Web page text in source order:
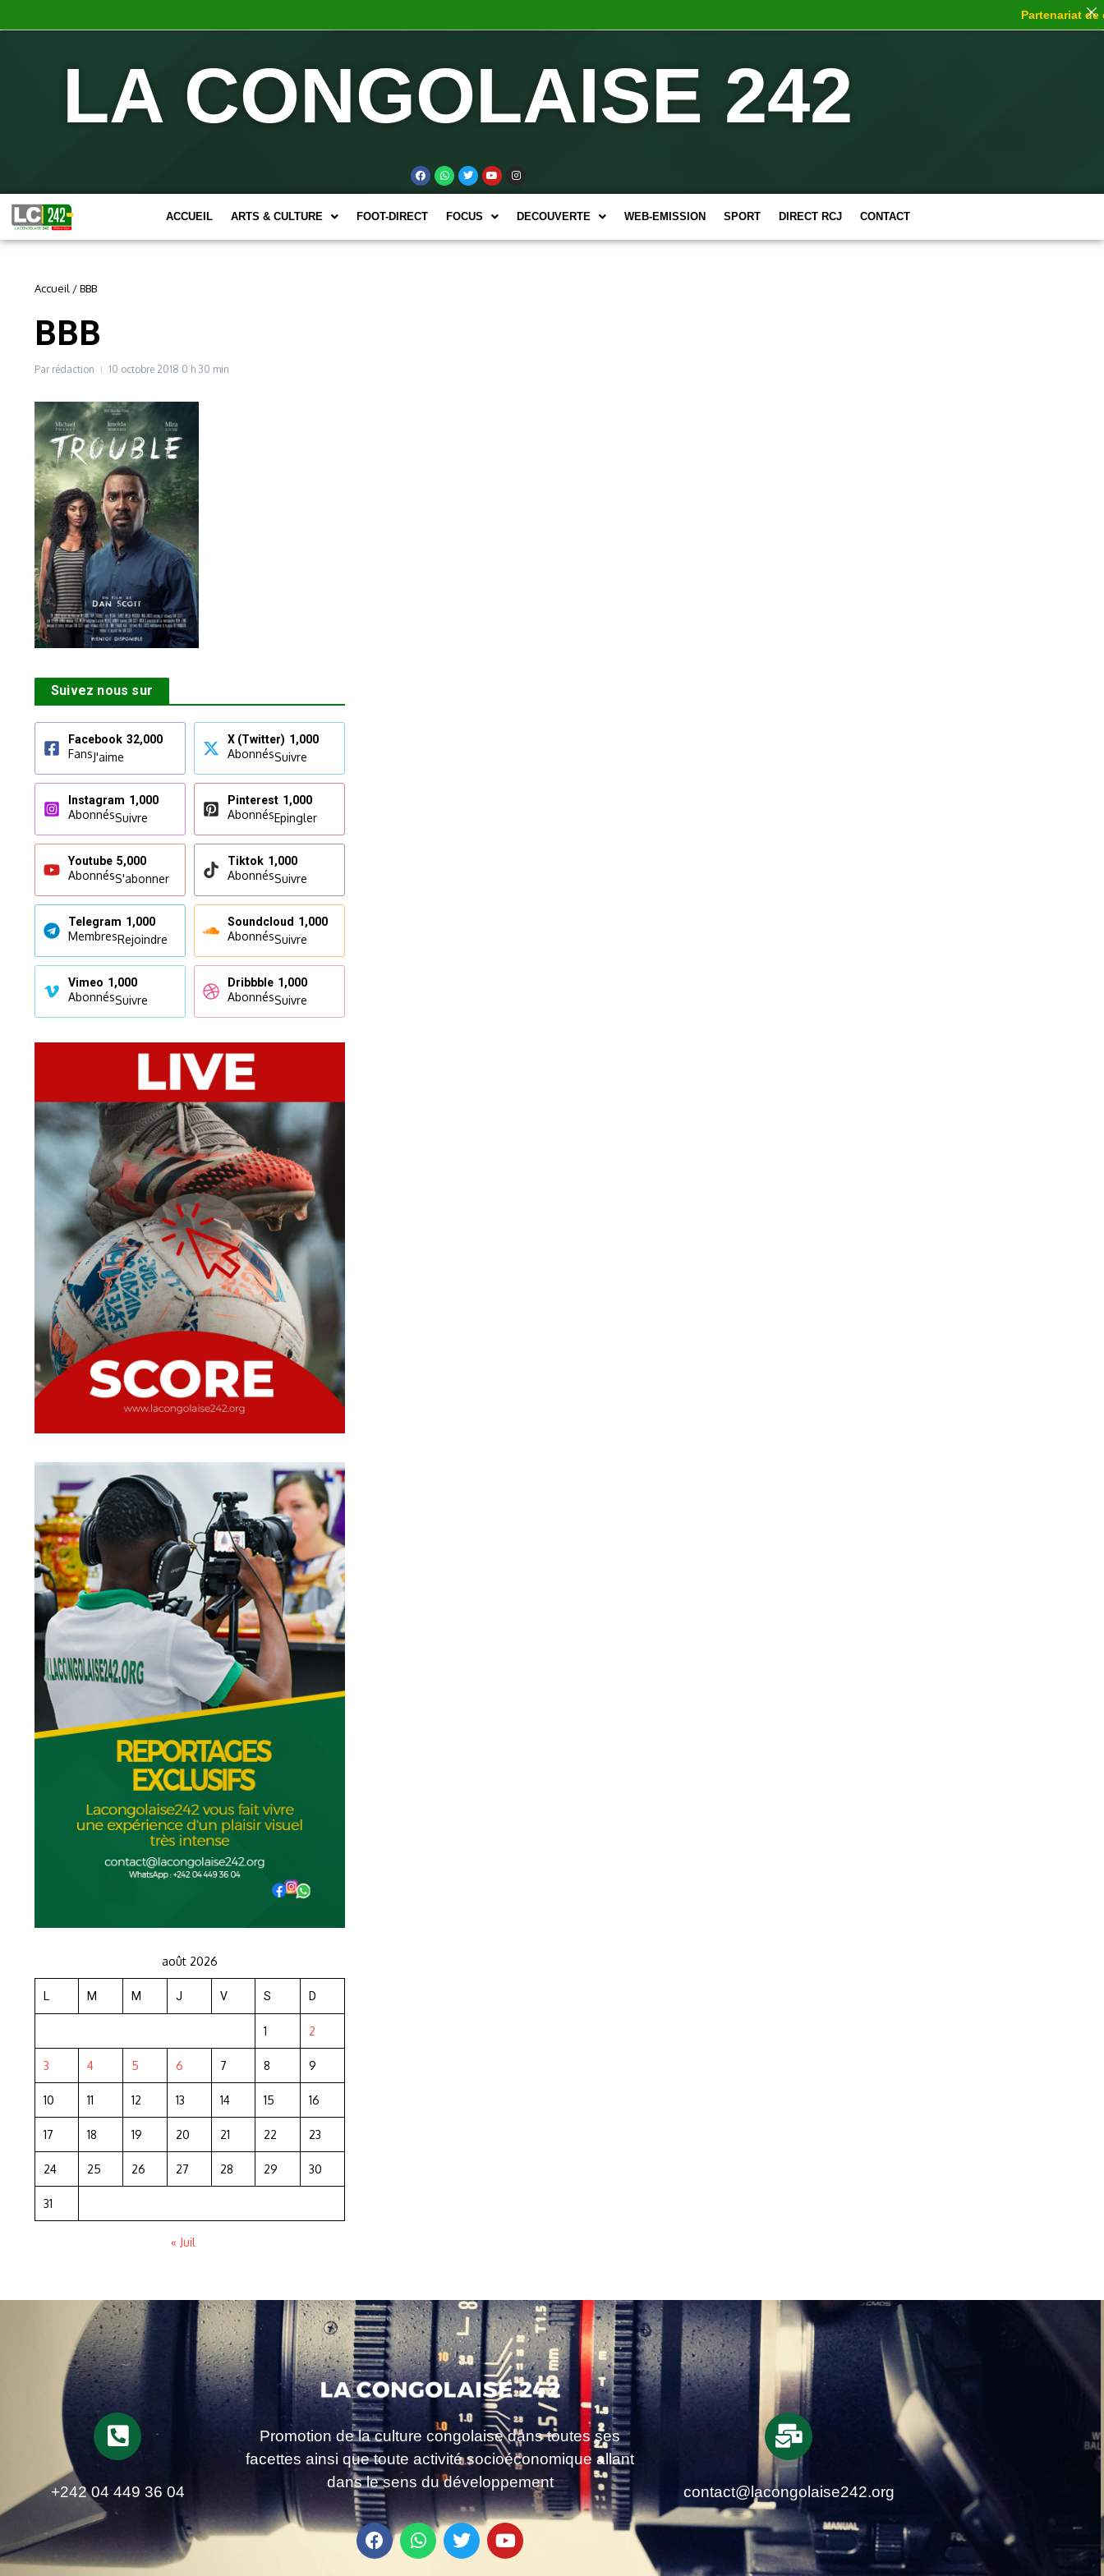
LA CONGOLAISE 242
ACCUEIL ARTS & CULTURE FOOT-DIRECT FOCUS DECOUVERTE WEB-EMISSION SPORT DIRECT RCJ CONTACT
Accueil /BBB
BBB
Par rédaction 10 octobre 2018 0 h 30 min
Suivez nous sur
Facebook 32,000
FansJ'aime
X (Twitter) 1,000
AbonnésSuivre
Instagram 1,000
AbonnésSuivre
Pinterest 1,000
AbonnésEpingler
Youtube 5,000
AbonnésS'abonner
Tiktok 1,000
AbonnésSuivre
Telegram 1,000
MembresRejoindre
Soundcloud 1,000
AbonnésSuivre
Vimeo 1,000
AbonnésSuivre
Dribbble 1,000
AbonnésSuivre
août 2026
L M M J V S D
1 2
3 4 5 6 7 8 9
10 11 12 13 14 15 16
17 18 19 20 21 22 23
24 25 26 27 28 29 30
31
« Juil
+242 04 449 36 04
Promotion de la culture congolaise dans toutes ses
facettes ainsi que toute activité socioéconomique allant
dans le sens du développement
contact@lacongolaise242.org
Partenariat de